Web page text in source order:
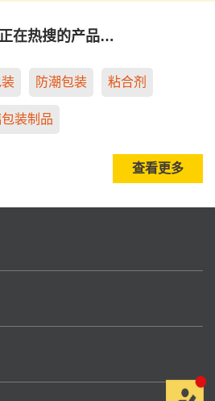
在热搜的产品…
防潮包装 粘合剂
装制品
查看更多